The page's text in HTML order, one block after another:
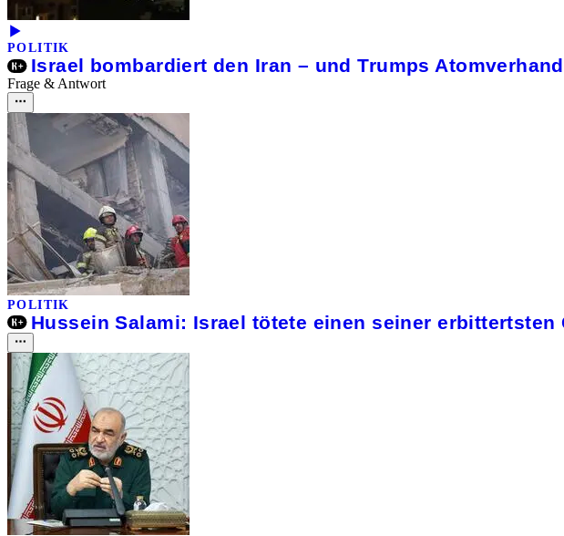
POLITIK
Israel bombardiert den Iran – und Trumps
Frage & Antwort
POLITIK
Hussein Salami: Israel tötete einen seiner erbittertsten